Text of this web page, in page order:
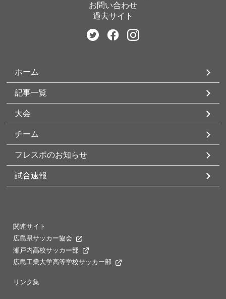
お問い合わせ
過去サイト
ホーム
記事一覧
大会
チーム
フレスポのお知らせ
試合速報
関連サイト
広島県サッカー協会
瀬戸内高校サッカー部
広島工業大学高等学校サッカー部
リンク集